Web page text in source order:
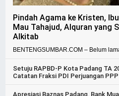
Pindah Agama ke Kristen,
Mau Tahajud, Alquran yang
Alkitab
BENTENGSUMBAR.COM – Belum
Setuju RAPBD-P Kota Padang TA
Catatan Fraksi PDI Perjuangan
Apresiasi Baznas Padang, Bank